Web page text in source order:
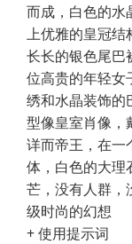
而成，白色的水
上优雅的皇冠结
长长的银色尾巴
位高贵的年轻女
绣和水晶装饰的
型像皇室肖像，
详而帝王，在一
体，白色的大理
芒，没有人群，
级时尚的幻想
+ 使用提示词